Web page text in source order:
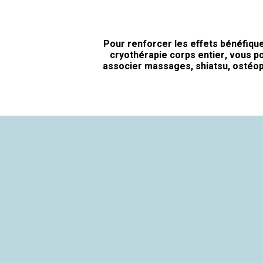
Pour renforcer les effets
cryothérapie corps entier, vous
associer massages, shiatsu,